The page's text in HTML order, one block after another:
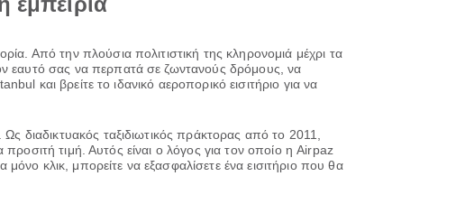
Από την πλούσια πολιτιστική της κληρονομιά μέχρι τα
εαυτό σας να περπατά σε ζωντανούς δρόμους, να
και βρείτε το ιδανικό αεροπορικό εισιτήριο για να
διαδικτυακός ταξιδιωτικός πράκτορας από το 2011,
προσιτή τιμή. Αυτός είναι ο λόγος για τον οποίο η Airpaz
κλικ, μπορείτε να εξασφαλίσετε ένα εισιτήριο που θα